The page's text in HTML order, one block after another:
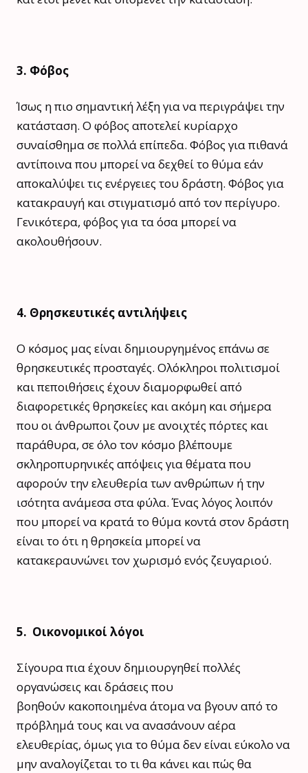
3. Φόβος
Ίσως η πιο σημαντική λέξη για να περιγράψει την
κατάσταση. Ο φόβος αποτελεί κυρίαρχο
συναίσθημα σε πολλά επίπεδα. Φόβος για πιθανά
αντίποινα που μπορεί να δεχθεί το θύμα εάν
αποκαλύψει τις ενέργειες του δράστη. Φόβος για
κατακραυγή και στιγματισμό από τον περίγυρο.
Γενικότερα, φόβος για τα όσα μπορεί να
ακολουθήσουν.
4. Θρησκευτικές αντιλήψεις
Ο κόσμος μας είναι δημιουργημένος επάνω σε
θρησκευτικές προσταγές. Ολόκληροι πολιτισμοί
και πεποιθήσεις έχουν διαμορφωθεί από
διαφορετικές θρησκείες και ακόμη και σήμερα
που οι άνθρωποι ζουν με ανοιχτές πόρτες και
παράθυρα, σε όλο τον κόσμο βλέπουμε
σκληροπυρηνικές απόψεις για θέματα που
αφορούν την ελευθερία των ανθρώπων ή την
ισότητα ανάμεσα στα φύλα. Ένας λόγος λοιπόν
που μπορεί να κρατά το θύμα κοντά στον δράστη
είναι το ότι η θρησκεία μπορεί να
κατακεραυνώνει τον χωρισμό ενός ζευγαριού.
5. Οικονομικοί λόγοι
Σίγουρα πια έχουν δημιουργηθεί πολλές
οργανώσεις και δράσεις που
βοηθούν κακοποιημένα άτομα να βγουν από το
πρόβλημά τους και να ανασάνουν αέρα
ελευθερίας, όμως για το θύμα δεν είναι εύκολο να
μην αναλογίζεται το τι θα κάνει και πώς θα